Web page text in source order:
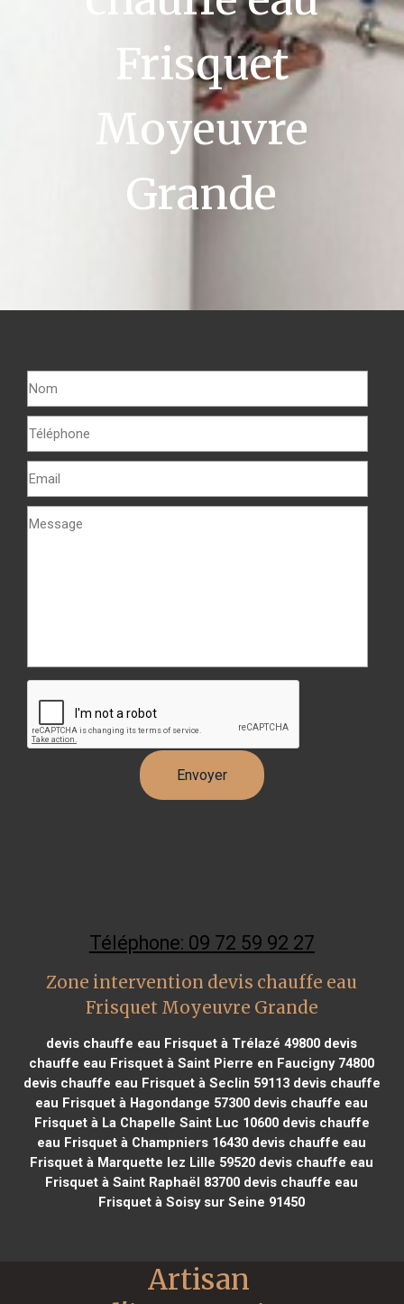
Frisquet
Moyeuvre
Grande
Téléphone: 09 72 59 92 27
Zone intervention devis chauffe eau
Frisquet Moyeuvre Grande
devis chauffe eau Frisquet à Trélazé 49800 devis
chauffe eau Frisquet à Saint Pierre en Faucigny 74800
devis chauffe eau Frisquet à Seclin 59113devis chauffe
eau Frisquet à Hagondange 57300 devis chauffe eau
Frisquet à La Chapelle Saint Luc 10600devis chauffe
eau Frisquet à Champniers 16430 devis chauffe eau
Frisquet à Marquette lez Lille 59520 devis chauffe eau
Frisquet à Saint Raphaël 83700 devis chauffe eau
Frisquet à Soisy sur Seine 91450
Artisan